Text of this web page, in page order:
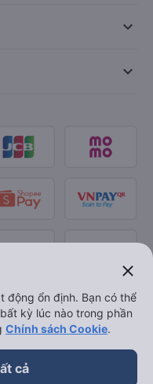
keyboard_arrow_down
keyboard_arrow_down
close
động ổn định. Bạn có thể
kỳ lúc nào trong phần
Chính sách Cookie.
cả